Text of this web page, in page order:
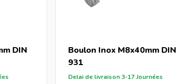
DIN
Boulon Inox M8x40mm DIN
931
Delai de livraison 3-17 Journées